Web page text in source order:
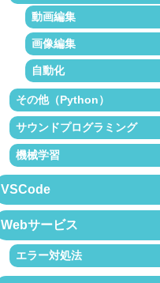
動画編集
画像編集
自動化
その他（Python）
サウンドプログラミング
機械学習
VSCode
Webサービス
エラー対処法